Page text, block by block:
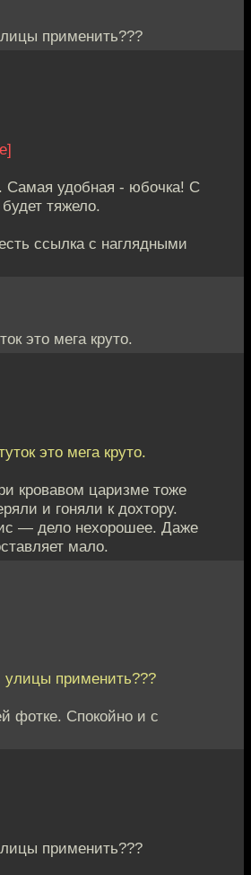
применить???
Самая удобная - юбочка! С
тяжело.
ссылка с наглядными
это мега круто.
это мега круто.
кровавом царизме тоже
и гоняли к дохтору.
— дело нехорошее. Даже
мало.
улицы применить???
фотке. Спокойно и с
применить???